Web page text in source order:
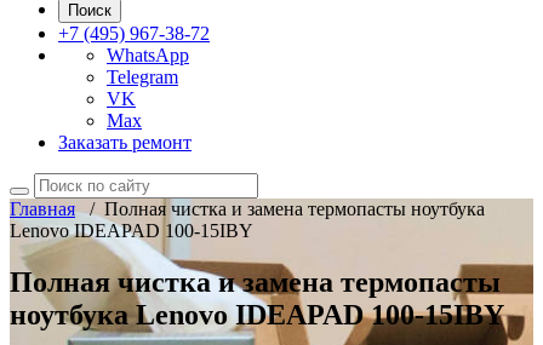
Поиск
+7 (495) 967-38-72
WhatsApp
Telegram
VK
Max
Заказать ремонт
Главная/ Полная чистка и замена термопасты ноутбука
Lenovo IDEAPAD 100-15IBY
Полная чистка и замена термопасты
ноутбука Lenovo IDEAPAD 100-15IBY